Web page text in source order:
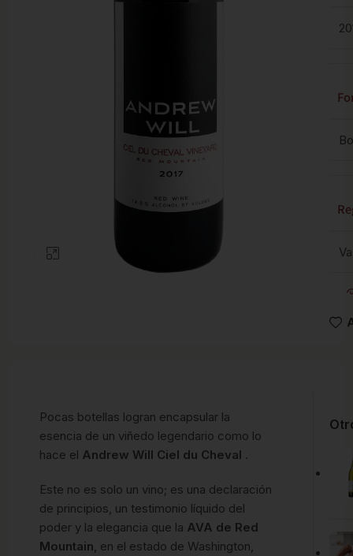
Clic para ampliar
Pocas botellas logran encapsular la
esencia de un viñedo legendario como lo
hace el Andrew Will Ciel du Cheval .
Este no es solo un vino; es una declaración
de principios, un testimonio líquido del
poder y la elegancia que la AVA de Red
Mountain, en el estado de Washington,